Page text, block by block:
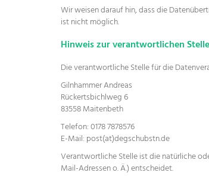
Wir weisen darauf hin, dass die
ist nicht möglich.
Hinweis zur verantwortlichen Stelle
Die verantwortliche Stelle für die
Gilnhammer Andreas
Rückertsbichlweg 6
83558 Maitenbeth
Telefon: 0178 7878576
E-Mail: post(at)degschubstn.de
Verantwortliche Stelle ist die natürliche
Mail-Adressen o. Ä.) entscheidet.